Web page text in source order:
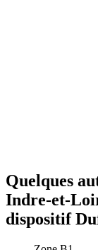
Quelques
Indre-et-
dispositif